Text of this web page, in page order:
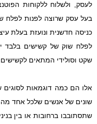
לעסק, ולשלוח ללקוחות
בעל עסק שרוצה לפנות לפלח
כניסה חדשנית ונועזת בעלת
לפלח שוק של קשישים בלבד
שקט וסולידי המתאים לקשישים.
אלו הם כמה דוגמאות לסוגים
שונים של אנשים שלכל אחד
שתסתובבו ברחובות או בין